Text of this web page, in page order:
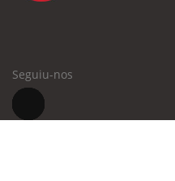
Seguiu-nos